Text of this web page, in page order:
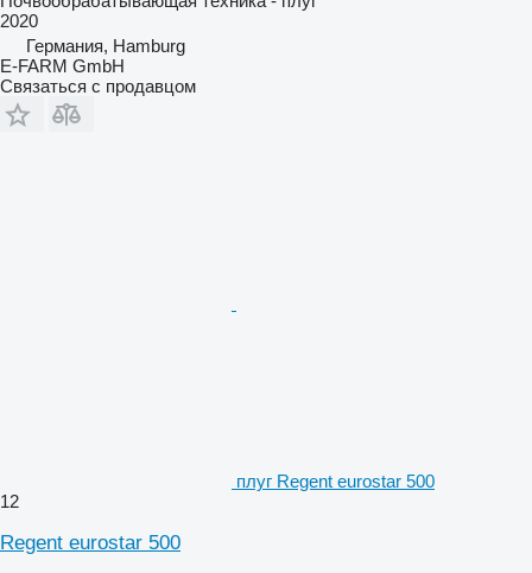
2020
Германия, Hamburg
E-FARM GmbH
Связаться с продавцом
плуг Regent eurostar 500
12
Regent eurostar 500